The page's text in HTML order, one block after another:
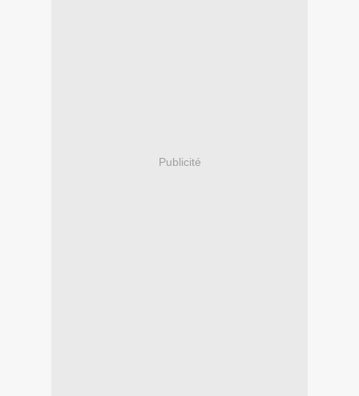
Publicité